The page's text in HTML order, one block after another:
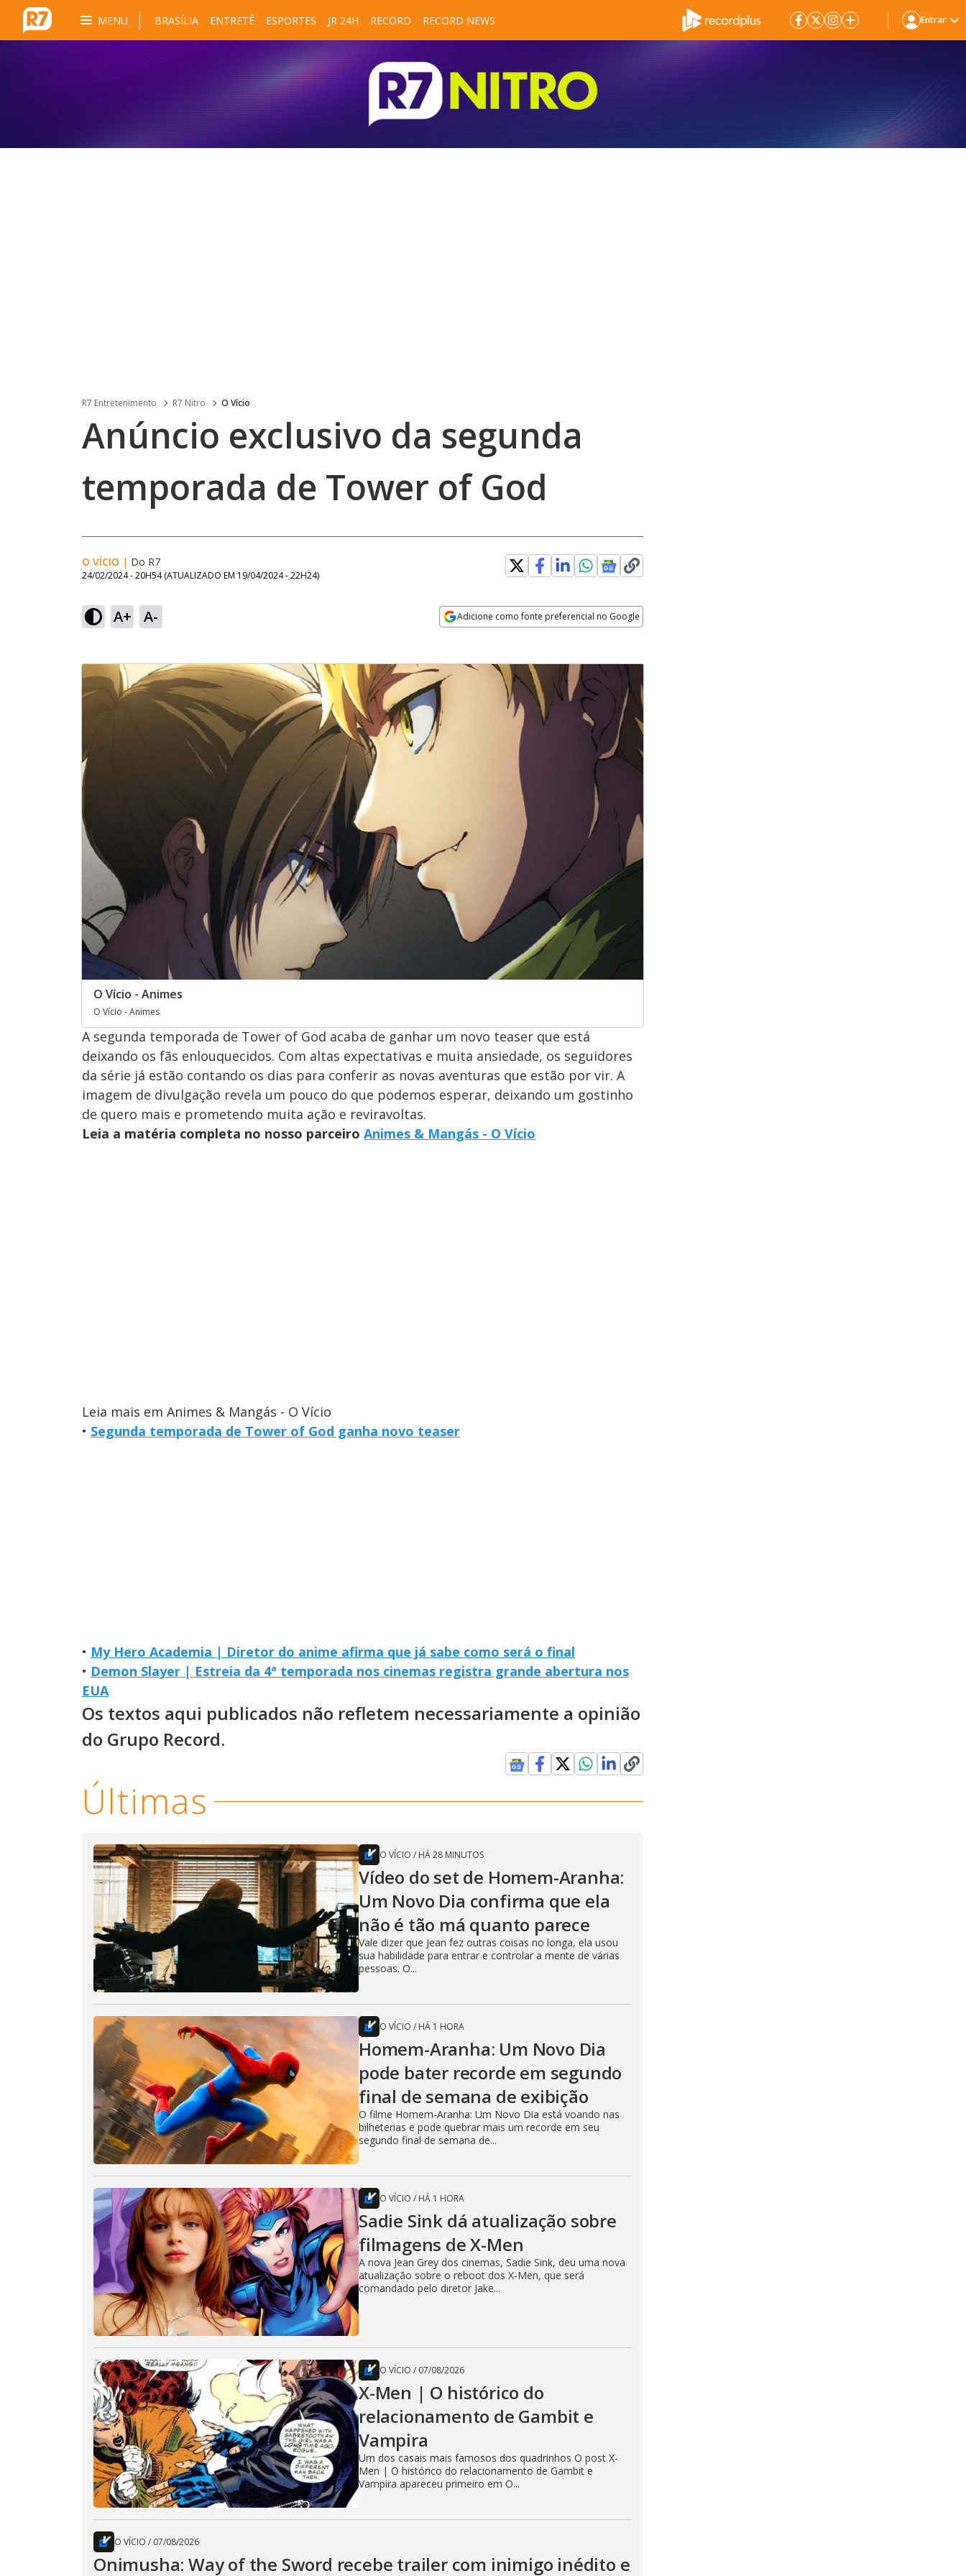
MENU BRASÍLIA ENTRETÊ ESPORTES JR 24H RECORD RECORD NEWS Entrar
R7 Entretenimento R7 Nitro O Vício
Anúncio exclusivo da segunda
temporada de Tower of God
O VÍCIO | Do R7
24/02/2024 - 20H54 (ATUALIZADO EM 19/04/2024 - 22H24)
A+ A- Adicione como fonte preferencial no Google
O Vício - Animes
O Vício - Animes
A segunda temporada de Tower of God acaba de ganhar um novo teaser que está
deixando os fãs enlouquecidos. Com altas expectativas e muita ansiedade, os seguidores
da série já estão contando os dias para conferir as novas aventuras que estão por vir. A
imagem de divulgação revela um pouco do que podemos esperar, deixando um gostinho
de quero mais e prometendo muita ação e reviravoltas.
Leia a matéria completa no nosso parceiro Animes & Mangás - O Vício
Leia mais em Animes & Mangás - O Vício
• Segunda temporada de Tower of God ganha novo teaser
• My Hero Academia | Diretor do anime afirma que já sabe como será o final
• Demon Slayer | Estreia da 4ª temporada nos cinemas registra grande abertura nos
EUA
Os textos aqui publicados não refletem necessariamente a opinião
do Grupo Record.
Últimas
O VÍCIO / HÁ 28 MINUTOS
Vídeo do set de Homem-Aranha:
Um Novo Dia confirma que ela
não é tão má quanto parece
Vale dizer que Jean fez outras coisas no longa, ela usou
sua habilidade para entrar e controlar a mente de várias
pessoas. O...
O VÍCIO / HÁ 1 HORA
Homem-Aranha: Um Novo Dia
pode bater recorde em segundo
final de semana de exibição
O filme Homem-Aranha: Um Novo Dia está voando nas
bilheterias e pode quebrar mais um recorde em seu
segundo final de semana de...
O VÍCIO / HÁ 1 HORA
Sadie Sink dá atualização sobre
filmagens de X-Men
A nova Jean Grey dos cinemas, Sadie Sink, deu uma nova
atualização sobre o reboot dos X-Men, que será
comandado pelo diretor Jake...
O VÍCIO / 07/08/2026
X-Men | O histórico do
relacionamento de Gambit e
Vampira
Um dos casais mais famosos dos quadrinhos O post X-
Men | O histórico do relacionamento de Gambit e
Vampira apareceu primeiro em O...
O VÍCIO / 07/08/2026
Onimusha: Way of the Sword recebe trailer com inimigo inédito e